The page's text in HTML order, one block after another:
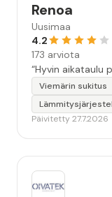
Renoa
Uusimaa
4.2
173 arviota
“Hyvin aikataulu
Viemärin sukitus
Päivitetty 27.7.2026